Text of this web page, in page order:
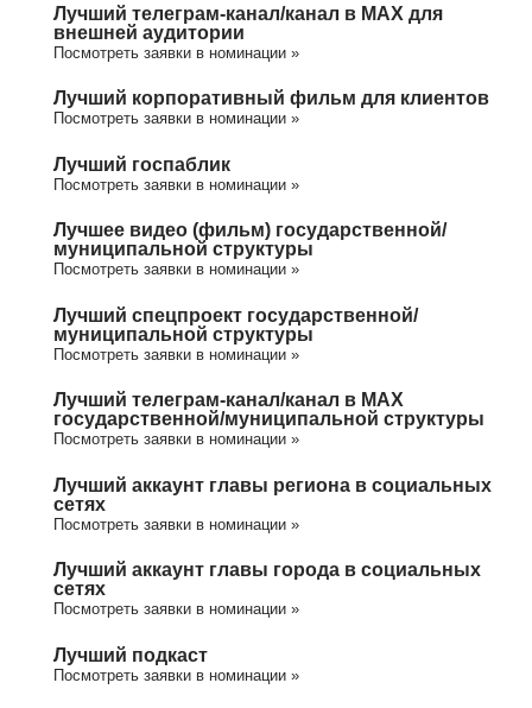
Лучший телеграм-канал/канал в МАХ для
внешней аудитории
Посмотреть заявки в номинации »
Лучший корпоративный фильм для клиентов
Посмотреть заявки в номинации »
Лучший госпаблик
Посмотреть заявки в номинации »
Лучшее видео (фильм) государственной/
муниципальной структуры
Посмотреть заявки в номинации »
Лучший спецпроект государственной/
муниципальной структуры
Посмотреть заявки в номинации »
Лучший телеграм-канал/канал в МАХ
государственной/муниципальной структуры
Посмотреть заявки в номинации »
Лучший аккаунт главы региона в социальных
сетях
Посмотреть заявки в номинации »
Лучший аккаунт главы города в социальных
сетях
Посмотреть заявки в номинации »
Лучший подкаст
Посмотреть заявки в номинации »